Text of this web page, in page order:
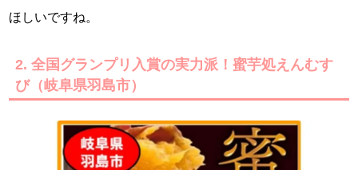
ほしいですね。
2. 全国グランプリ入賞の実力派！蜜芋処えんむす
び（岐阜県羽島市）